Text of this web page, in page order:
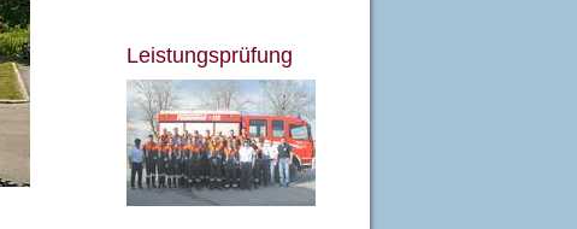
Leistungsprüfung